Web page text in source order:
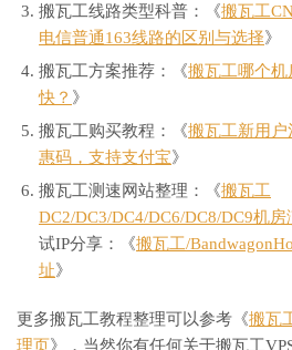
搬瓦工线路类型科普：《搬瓦工
电信普通163线路的区别与选择》
搬瓦工方案推荐：《搬瓦工哪个
快？ 》
搬瓦工购买教程：《搬瓦工新用
惠码，支持支付宝》
搬瓦工测速网站整理：《搬瓦工
DC2/DC3/DC4/DC6/DC8/DC9机
试IP分享：《搬瓦工/
址》
更多搬瓦工教程整理可以参考《搬瓦
理页》，当然你有任何关于搬瓦工